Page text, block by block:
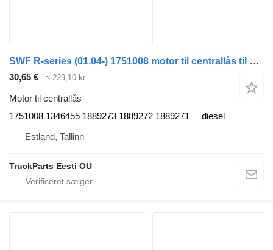
SWF R-series (01.04-) 1751008 motor til centrallås til Scania P,G,R,T-series (2004-2017) trækker
30,65 € ≈ 229,10 kr.
Motor til centrallås
1751008 1346455 1889273 1889272 1889271
diesel
Estland, Tallinn
TruckParts Eesti OÜ